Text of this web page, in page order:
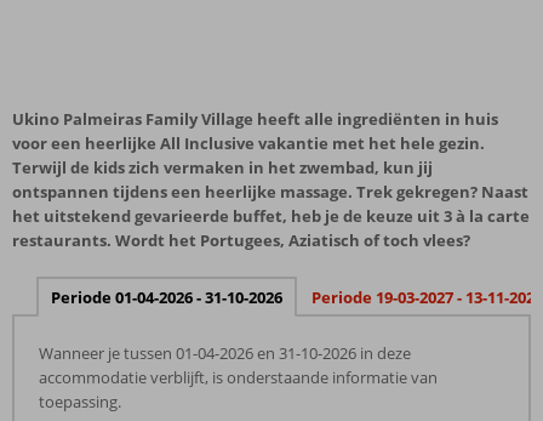
Ukino Palmeiras Family Village heeft alle ingrediënten in huis
voor een heerlijke All Inclusive vakantie met het hele gezin.
Terwijl de kids zich vermaken in het zwembad, kun jij
ontspannen tijdens een heerlijke massage. Trek gekregen? Naast
het uitstekend gevarieerde buffet, heb je de keuze uit 3 à la carte
restaurants. Wordt het Portugees, Aziatisch of toch vlees?
Periode 01-04-2026 - 31-10-2026 Periode 19-03-2027 - 13-11-2027
Wanneer je tussen 01-04-2026 en 31-10-2026 in deze
accommodatie verblijft, is onderstaande informatie van
toepassing.